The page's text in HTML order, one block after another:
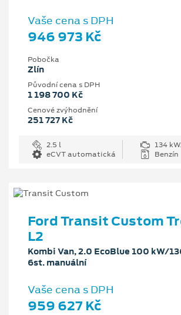
Vaše cena s DPH
946 973 Kč
Pobočka
Zlín
Původní cena s DPH
1 198 700 Kč
Cenové zvýhodnění
251 727 Kč
2.5 l
134
eCVT automatická
Benzín
Ford Transit Custom
L2
Kombi Van, 2.0 EcoBlue 100 kW/
6st. manuální
Vaše cena s DPH
959 627 Kč